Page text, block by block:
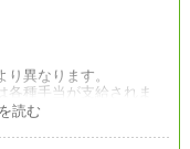
異なります。
種手当が支給されま
読む